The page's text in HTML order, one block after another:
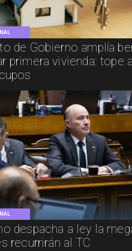
de Gobierno amplía
primera vivienda: tope
despacha a ley la
recurrirán al TC